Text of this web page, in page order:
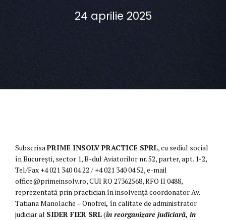
24 aprilie 2025
SubscrisaPRIME INSOLV PRACTICE SPRL, cu sediul social
în București, sector 1, B-dul Aviatorilor nr. 52, parter, apt. 1-2,
Tel/Fax +4 021 340 04 22 / +4 021 340 04 52, e-mail
office@primeinsolv.ro, CUI RO 27362568, RFO II 0488,
reprezentată prin practician în insolvență coordonator Av.
Tatiana Manolache – Onofrei, în calitate de administrator
judiciar al SIDER FIER SRL(în reorganizare judiciară, in